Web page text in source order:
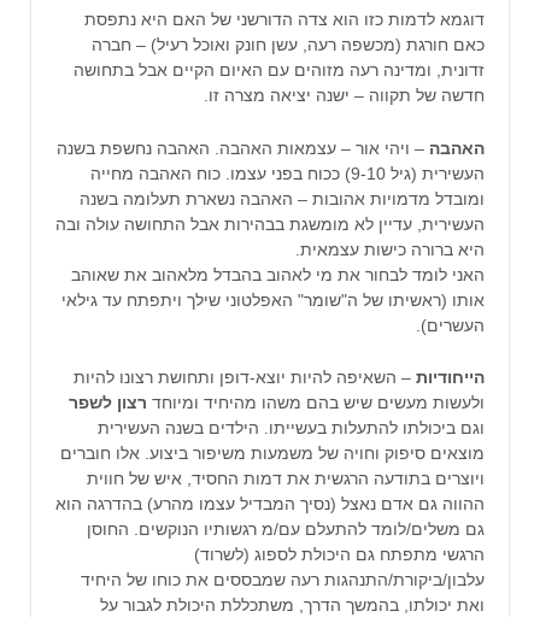
דוגמא לדמות כזו הוא צדה הדורשני של האם היא נתפסת
כאם חורגת (מכשפה רעה, עשן חונק ואוכל רעיל) – חברה
זדונית, ומדינה רעה מזוהים עם האיום הקיים אבל בתחושה
חדשה של תקווה – ישנה יציאה מצרה זו.
האהבה – ויהי אור – עצמאות האהבה. האהבה נחשפת בשנה
העשירית (גיל 9-10) ככוח בפני עצמו. כוח האהבה מחייה
ומובדל מדמויות אהובות – האהבה נשארת תעלומה בשנה
העשירית, עדיין לא מומשגת בבהירות אבל התחושה עולה ובה
היא ברורה כישות עצמאית.
האני לומד לבחור את מי לאהוב בהבדל מלאהוב את שאוהב
אותו (ראשיתו של ה"שומר" האפלטוני שילך ויתפתח עד גילאי
העשרים).
הייחודיות – השאיפה להיות יוצא-דופן ותחושת רצונו להיות
ולעשות מעשים שיש בהם משהו מהיחיד ומיוחד רצון לשפר
וגם ביכולתו להתעלות בעשייתו. הילדים בשנה העשירית
מוצאים סיפוק וחויה של משמעות משיפור ביצוע. אלו חוברים
ויוצרים בתודעה הרגשית את דמות החסיד, איש של חווית
ההווה גם אדם נאצל (נסיך המבדיל עצמו מהרע) בהדרגה הוא
גם משלים/לומד להתעלם עם/מ רגשותיו הנוקשים. החוסן
הרגשי מתפתח גם היכולת לספוג (לשרוד)
עלבון/ביקורת/התנהגות רעה שמבססים את כוחו של היחיד
ואת יכולתו, בהמשך הדרך, משתכללת היכולת לגבור על